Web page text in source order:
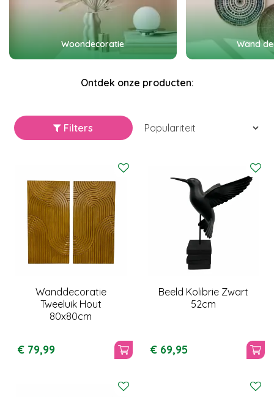
Woondecoratie Wand
Ontdek onze producten:
Filters
Wanddecoratie
Tweeluik Hout
80x80cm
€ 79,99
Beeld Kolibrie Zwart
52cm
€ 69,95